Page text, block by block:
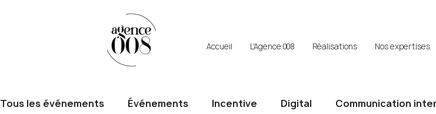
Accueil L'Agence 008 Réalisations Nos expertises
Tous les événements Événements Incentive Digital Communication